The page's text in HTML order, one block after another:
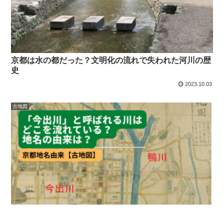
京都は水の都だった？文明化の流れで失われた河川の歴
史
2023.10.03
古地図